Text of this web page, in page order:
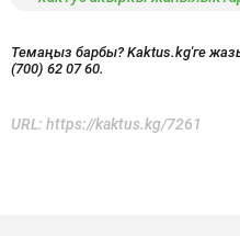
Темаңыз барбы? Kaktus.kg'ге
(700) 62 07 60.
URL: https://kaktus.kg/7261